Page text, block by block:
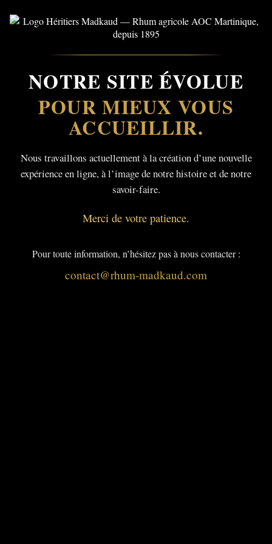
NOTRE SITE ÉVOLUE
POUR MIEUX VOUS
ACCUEILLIR.
Nous travaillons actuellement à la création d’une nouvelle
expérience en ligne, à l’image de notre histoire et de notre
savoir-faire.
Merci de votre patience.
Pour toute information, n’hésitez pas à nous contacter :
contact@rhum-madkaud.com